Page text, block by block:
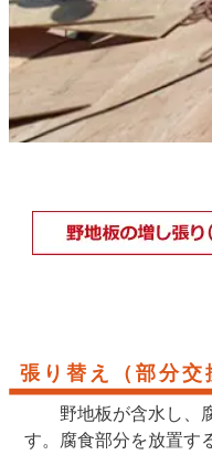
張り替え（部分交
野地板が含水し、
す。腐食部分を放置す